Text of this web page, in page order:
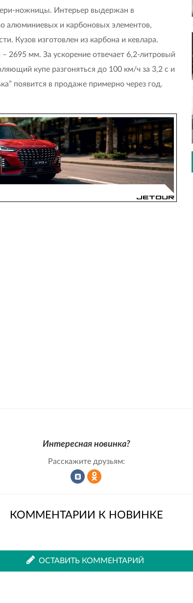
ножницы. Интерьер выдержан в
алюминиевых и карбоновых элементов,
Кузов изготовлен из карбона и кевлара.
2695 мм. За ускорение отвечает 6,2-литровый
купе разгоняться до 100 км/ч за 3,2 с и
появится в продаже примерно через год.
Интересная новинка?
Расскажите друзьям:
КОММЕНТАРИИ К НОВИНКЕ
ОСТАВИТЬ КОММЕНТАРИЙ